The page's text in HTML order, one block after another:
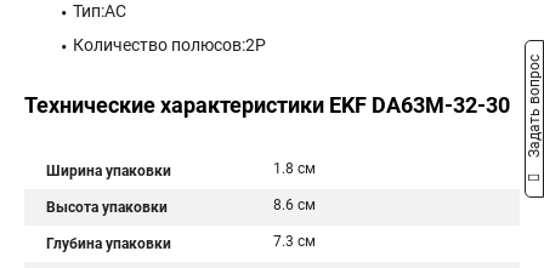
Тип:AC
Количество полюсов:2P
Технические характеристики EKF DA63M-32-30
Ширина упаковки 1.8 см
Высота упаковки 8.6 см
Глубина упаковки 7.3 см
Задать вопрос